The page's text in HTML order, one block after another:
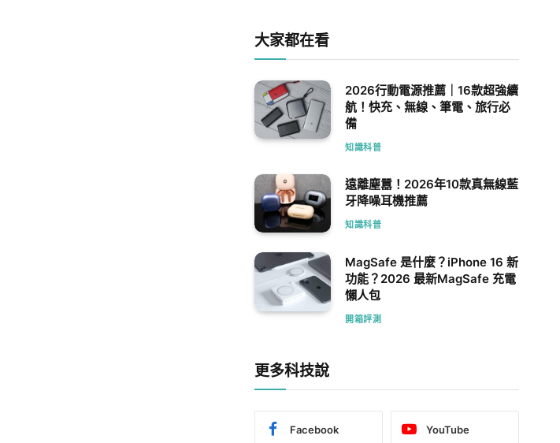
大家都在看
2026行動電源推薦｜16款超強續
航！快充、無線、筆電、旅行必
備
知識科普
遠離塵囂！2026年10款真無線藍
牙降噪耳機推薦
知識科普
MagSafe 是什麼？iPhone 16 新
功能？2026 最新MagSafe 充電
懶人包
開箱評測
更多科技說
Facebook YouTube